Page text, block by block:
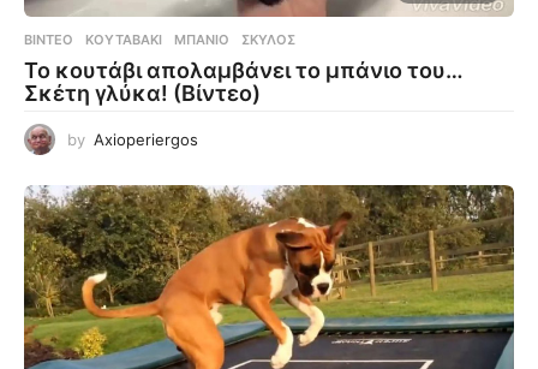
ΒΊΝΤΕΟ ΚΟΥΤΑΒΆΚΙ ,ΜΠΆΝΙΟ ,ΣΚΎΛΟΣ
To κουτάβι απολαμβάνει το μπάνιο του…
Σκέτη γλύκα! (Βίντεο)
by Axioperiergos